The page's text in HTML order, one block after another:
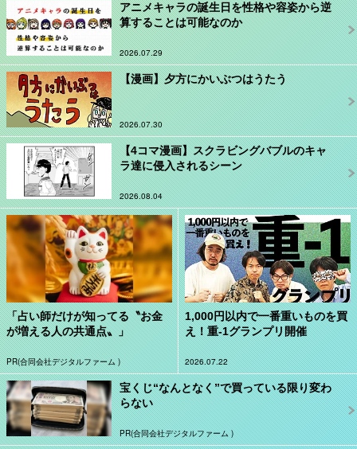
アニメキャラの誕生日を性格や容姿から逆
算することは可能なのか
2026.07.29
【漫画】夕方にかいぶつはうたう
2026.07.30
【4コマ漫画】スクラビングバブルのキャ
ラ達に侵入されるシーン
2026.08.04
「占い師だけが知ってる〝お金
が増える人の共通点〟」
PR(合同会社デジタルファーム )
1,000円以内で一番重いものを買
え！重-1グランプリ開催
2026.07.22
宝くじ“なんとなく”で買っている限り変わ
らない
PR(合同会社デジタルファーム )